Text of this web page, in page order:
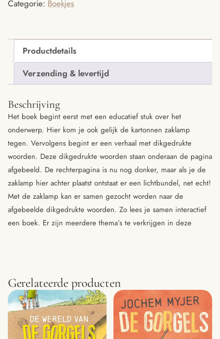
Categorie: Boekjes
Productdetails
Verzending & levertijd
Beschrijving
Het boek begint eerst met een educatief stuk over het
onderwerp. Hier kom je ook gelijk de kartonnen zaklamp
tegen. Vervolgens begint er een verhaal met dikgedrukte
woorden. Deze dikgedrukte woorden staan onderaan de pagina
afgebeeld. De rechterpagina is nu nog donker, maar als je de
zaklamp hier achter plaatst ontstaat er een lichtbundel, net echt!
Met de zaklamp kan er samen gezocht worden naar de
afgebeelde dikgedrukte woorden. Zo lees je samen interactief
een boek. Er zijn meerdere thema’s te verkrijgen in deze
Gerelateerde producten